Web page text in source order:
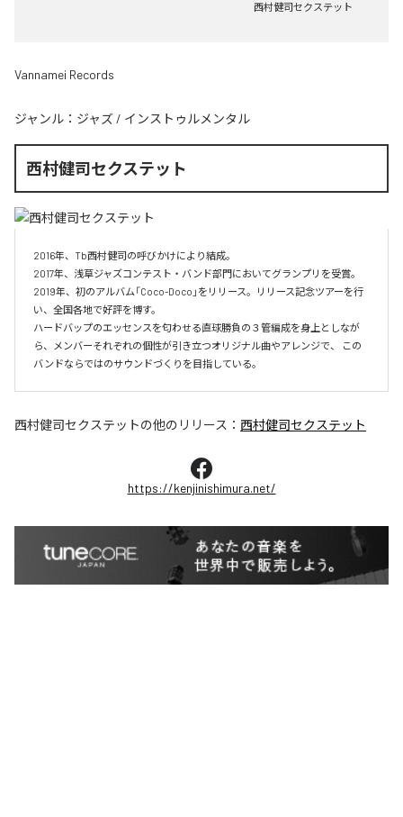
西村健司セクステット
Vannamei Records
ジャンル： ジャズ / インストゥルメンタル
西村健司セクステット
2016年、Tb西村健司の呼びかけにより結成。
2017年、浅草ジャズコンテスト・バンド部門においてグランプリを受賞。
2019年、初のアルバム「Coco-Doco」をリリース。リリース記念ツアーを行
い、全国各地で好評を博す。
ハードバップのエッセンスを匂わせる直球勝負の３管編成を身上としなが
ら、メンバーそれぞれの個性が引き立つオリジナル曲やアレンジで、 この
バンドならではのサウンドづくりを目指している。
西村健司セクステットの他のリリース： 西村健司セクステット
https://kenjinishimura.net/